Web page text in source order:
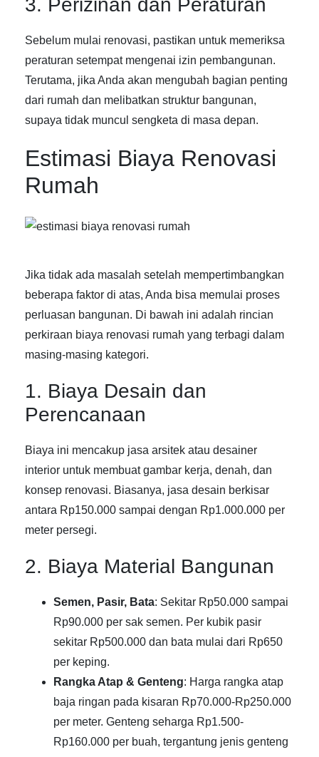
3. Perizinan dan Peraturan
Sebelum mulai renovasi, pastikan untuk memeriksa
peraturan setempat mengenai izin pembangunan.
Terutama, jika Anda akan mengubah bagian penting
dari rumah dan melibatkan struktur bangunan,
supaya tidak muncul sengketa di masa depan.
Estimasi Biaya Renovasi
Rumah
Jika tidak ada masalah setelah mempertimbangkan
beberapa faktor di atas, Anda bisa memulai proses
perluasan bangunan. Di bawah ini adalah rincian
perkiraan biaya renovasi rumah yang terbagi dalam
masing-masing kategori.
1. Biaya Desain dan
Perencanaan
Biaya ini mencakup jasa arsitek atau desainer
interior untuk membuat gambar kerja, denah, dan
konsep renovasi. Biasanya, jasa desain berkisar
antara Rp150.000 sampai dengan Rp1.000.000 per
meter persegi.
2. Biaya Material Bangunan
Semen, Pasir, Bata: Sekitar Rp50.000 sampai
Rp90.000 per sak semen. Per kubik pasir
sekitar Rp500.000 dan bata mulai dari Rp650
per keping.
Rangka Atap & Genteng: Harga rangka atap
baja ringan pada kisaran Rp70.000-Rp250.000
per meter. Genteng seharga Rp1.500-
Rp160.000 per buah, tergantung jenis genteng